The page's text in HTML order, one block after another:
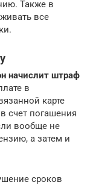
Также в
все
начислит штраф
в
карте
счет погашения
вообще не
а затем и
сроков